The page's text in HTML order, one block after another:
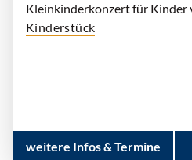
Kleinkinderkonzert für Kinder
Kinderstück
weitere Infos & Termine